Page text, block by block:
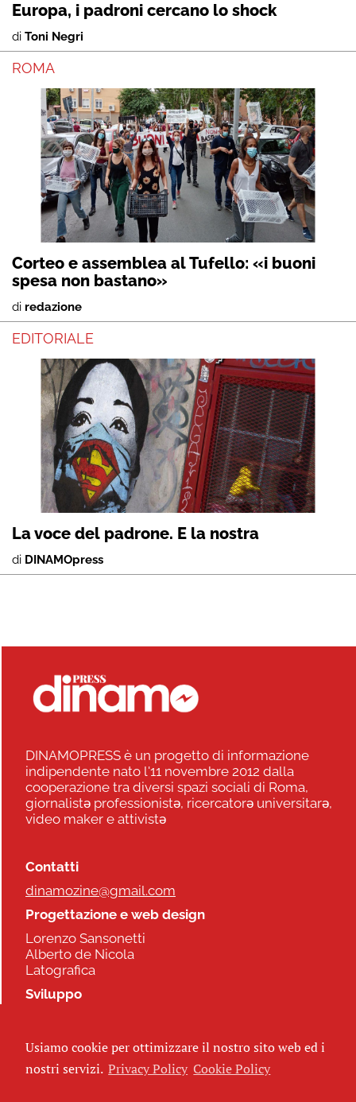
Europa, i padroni cercano lo shock
di Toni Negri
ROMA
Corteo e assemblea al Tufello: «i buoni
spesa non bastano»
di redazione
EDITORIALE
La voce del padrone. E la nostra
di DINAMOpress
DINAMOPRESS è un progetto di informazione
indipendente nato l'11 novembre 2012 dalla
cooperazione tra diversi spazi sociali di Roma,
giornalistə professionistə, ricercatorə universitarə,
video maker e attivistə
Contatti
dinamozine@gmail.com
Progettazione e web design
Lorenzo Sansonetti
Alberto de Nicola
Latografica
Sviluppo
Seguici
Usiamo cookie per ottimizzare il nostro sito web ed i
nostri servizi. Privacy Policy Cookie Policy